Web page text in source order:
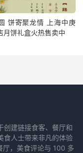
饼寄聚龙情 上海中庚
月饼礼盒火热售卖中
创建链接食客、餐厅和
食人士带来非凡的体验
，美食评论与 100 多